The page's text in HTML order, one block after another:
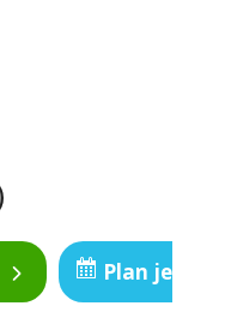
Plan je